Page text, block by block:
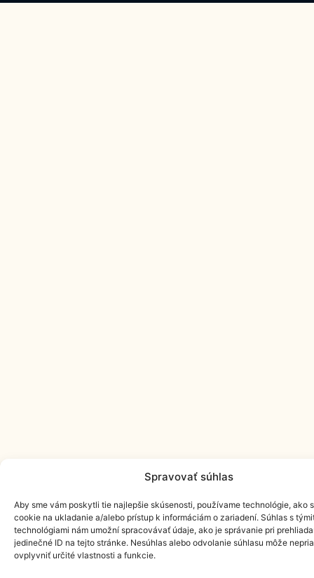
Spravovať súhlas
Aby sme vám poskytli tie najlepšie skúsenosti, používame technológie, ako
cookie na ukladanie a/alebo prístup k informáciám o zariadení. Súhlas s
technológiami nám umožní spracovávať údaje, ako je správanie pri
jedinečné ID na tejto stránke. Nesúhlas alebo odvolanie súhlasu môže
ovplyvniť určité vlastnosti a funkcie.